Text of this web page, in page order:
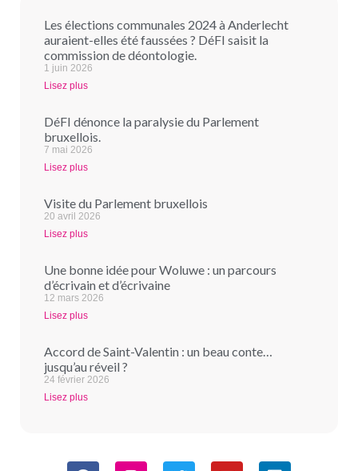
Les élections communales 2024 à Anderlecht
auraient-elles été faussées ? DéFI saisit la
commission de déontologie.
1 juin 2026
Lisez plus
DéFI dénonce la paralysie du Parlement
bruxellois.
7 mai 2026
Lisez plus
Visite du Parlement bruxellois
20 avril 2026
Lisez plus
Une bonne idée pour Woluwe : un parcours
d’écrivain et d’écrivaine
12 mars 2026
Lisez plus
Accord de Saint-Valentin : un beau conte…
jusqu’au réveil ?
24 février 2026
Lisez plus